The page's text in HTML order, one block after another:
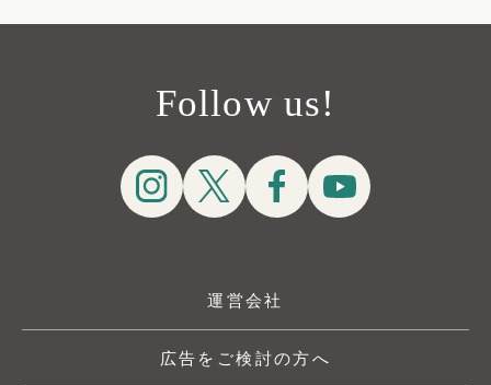
Follow us!
運営会社
広告をご検討の方へ